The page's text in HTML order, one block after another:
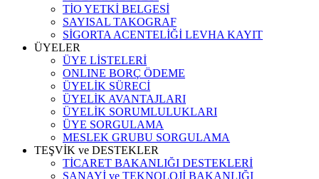
TİO YETKİ BELGESİ
SAYISAL TAKOGRAF
SİGORTA ACENTELİĞİ LEVHA KAYIT
ÜYELER
ÜYE LİSTELERİ
ONLINE BORÇ ÖDEME
ÜYELİK SÜRECİ
ÜYELİK AVANTAJLARI
ÜYELİK SORUMLULUKLARI
ÜYE SORGULAMA
MESLEK GRUBU SORGULAMA
TEŞVİK ve DESTEKLER
TİCARET BAKANLIĞI DESTEKLERİ
SANAYİ ve TEKNOLOJİ BAKANLIĞI